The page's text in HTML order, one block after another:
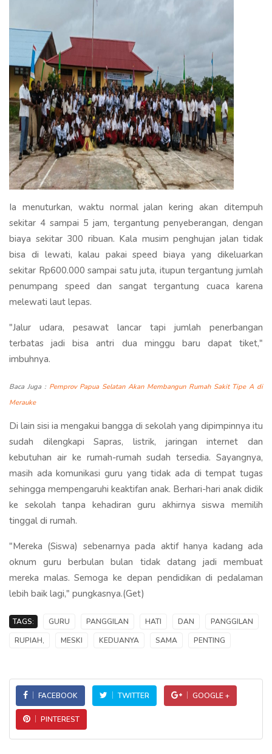
Ia menuturkan, waktu normal jalan kering akan ditempuh
sekitar 4 sampai 5 jam, tergantung penyeberangan, dengan
biaya sekitar 300 ribuan. Kala musim penghujan jalan tidak
bisa di lewati, kalau pakai speed biaya yang dikeluarkan
sekitar Rp600.000 sampai satu juta, itupun tergantung jumlah
penumpang speed dan sangat tergantung cuaca karena
melewati laut lepas.
"Jalur udara, pesawat lancar tapi jumlah penerbangan
terbatas jadi bisa antri dua minggu baru dapat tiket,"
imbuhnya.
Baca Juga : Pemprov Papua Selatan Akan Membangun Rumah Sakit Tipe A di
Merauke
Di lain sisi ia mengakui bangga di sekolah yang dipimpinnya itu
sudah dilengkapi Sapras, listrik, jaringan internet dan
kebutuhan air ke rumah-rumah sudah tersedia. Sayangnya,
masih ada komunikasi guru yang tidak ada di tempat tugas
sehingga mempengaruhi keaktifan anak. Berhari-hari anak didik
ke sekolah tanpa kehadiran guru akhirnya siswa memilih
tinggal di rumah.
"Mereka (Siswa) sebenarnya pada aktif hanya kadang ada
oknum guru berbulan bulan tidak datang jadi membuat
mereka malas. Semoga ke depan pendidikan di pedalaman
lebih baik lagi," pungkasnya.(Get)
TAGS: GURU PANGGILAN HATI DAN
PANGGILAN
RUPIAH,
MESKI KEDUANYA SAMA PENTING
FACEBOOK TWITTER GOOGLE +
PINTEREST